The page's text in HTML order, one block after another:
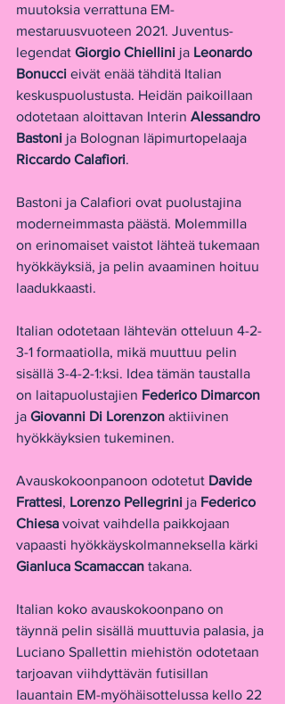
muutoksia verrattuna EM-
mestaruusvuoteen 2021. Juventus-
legendat Giorgio Chiellini ja Leonardo
Bonucci eivät enää tähditä Italian
keskuspuolustusta. Heidän paikoillaan
odotetaan aloittavan Interin Alessandro
Bastoni ja Bolognan läpimurtopelaaja
Riccardo Calafiori.
Bastoni ja Calafiori ovat puolustajina
moderneimmasta päästä. Molemmilla
on erinomaiset vaistot lähteä tukemaan
hyökkäyksiä, ja pelin avaaminen hoituu
laadukkaasti.
Italian odotetaan lähtevän otteluun 4-2-
3-1 formaatiolla, mikä muuttuu pelin
sisällä 3-4-2-1:ksi. Idea tämän taustalla
on laitapuolustajien Federico Dimarcon
ja Giovanni Di Lorenzon aktiivinen
hyökkäyksien tukeminen.
Avauskokoonpanoon odotetut Davide
Frattesi, Lorenzo Pellegrini ja Federico
Chiesa voivat vaihdella paikkojaan
vapaasti hyökkäyskolmanneksella kärki
Gianluca Scamaccan takana.
Italian koko avauskokoonpano on
täynnä pelin sisällä muuttuvia palasia, ja
Luciano Spallettin miehistön odotetaan
tarjoavan viihdyttävän futisillan
lauantain EM-myöhäisottelussa kello 22